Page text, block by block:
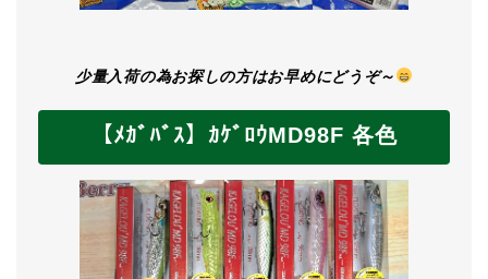
少量入荷の為お探しの方はお早めにどうぞ～
【ﾒｶﾞﾊﾞｽ】ｶｹﾞﾛｳMD98F 各色